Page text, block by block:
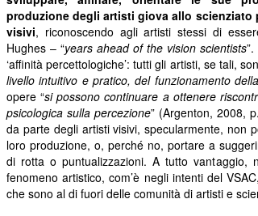
produzione degli artisti giova allo scienziato
visivi, riconoscendo agli artisti stessi di
Hughes – “years ahead of the vision scientists
‘affinità percettologiche’: tutti gli artisti, se tali,
livello intuitivo e pratico, del funzionamento
opere “si possono continuare a ottenere
psicologica sulla percezione” (Argenton, 2008,
da parte degli artisti visivi, specularmente, non
loro produzione, o, perché no, portare a
di rotta o puntualizzazioni. A tutto vantaggio,
fenomeno artistico, com’è negli intenti del
che sono al di fuori delle comunità di artisti e